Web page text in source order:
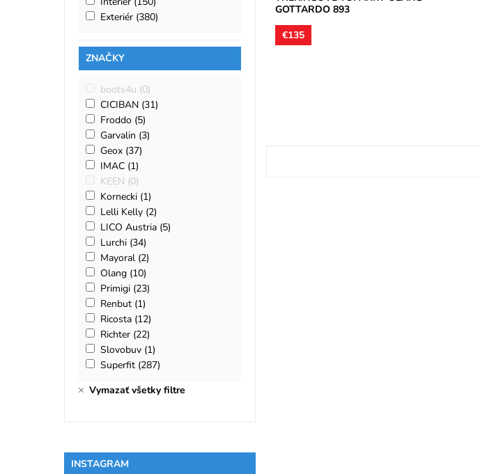
GOTTARDO 893
€135
Exteriér (380)
ZNAČKY
boots4u (0)
CICIBAN (31)
Froddo (5)
Garvalin (3)
Geox (37)
IMAC (1)
KEEN (0)
Kornecki (1)
Lelli Kelly (2)
LICO Austria (5)
Lurchi (34)
Mayoral (2)
Olang (10)
Primigi (23)
Renbut (1)
Ricosta (12)
Richter (22)
Slovobuv (1)
Superfit (287)
Vymazať všetky filtre
INSTAGRAM